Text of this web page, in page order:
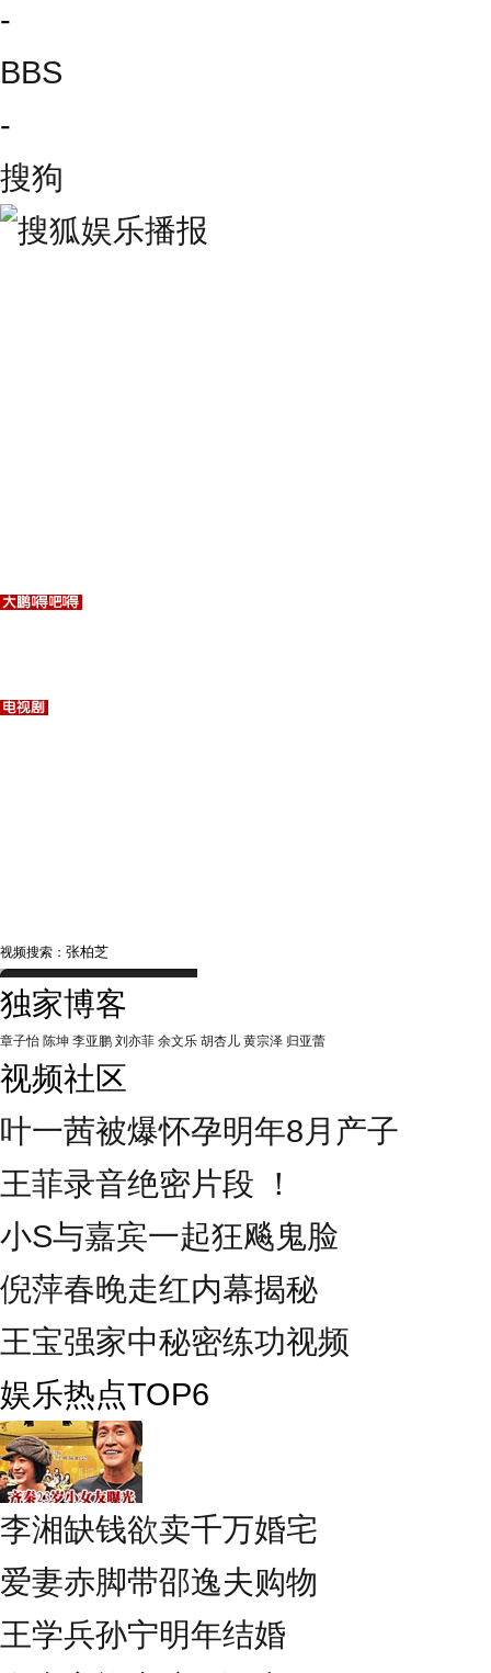
-
BBS
-
搜狗
视频搜索：
独家博客
章子怡 陈坤 李亚鹏 刘亦菲 余文乐 胡杏儿 黄宗泽 归亚蕾
视频社区
叶一茜被爆怀孕明年8月产子
王菲录音绝密片段 ！
小S与嘉宾一起狂飚鬼脸
倪萍春晚走红内幕揭秘
王宝强家中秘密练功视频
娱乐热点TOP6
李湘缺钱欲卖千万婚宅
爱妻赤脚带邵逸夫购物
王学兵孙宁明年结婚